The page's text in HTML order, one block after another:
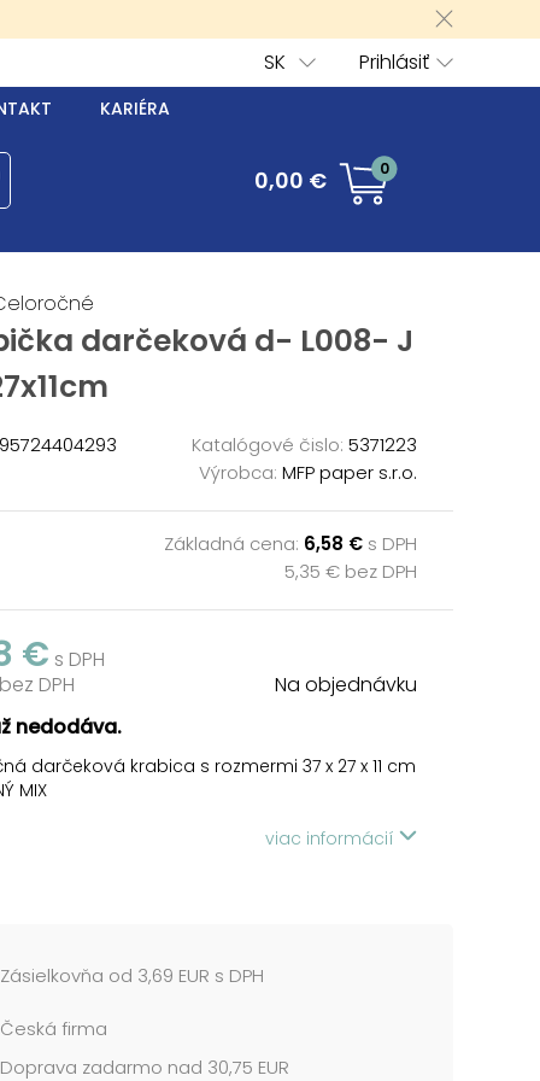
Prihlásiť
SK
KARIÉRA
0,00 € 0
darčeková d- L008- J
Katalógové čislo: 5371223
Výrobca: MFP paper s.r.o.
Základná cena: 6,58 € s DPH
5,35 € bez DPH
€ s DPH
DPH
Na objednávku
nedodáva.
darčeková krabica s rozmermi 37 x 27 x 11 cm
MIX
krabica v pastelových tónoch s vekom
jednej krabičky do košíka sa automaticky
sada, ktorá zahŕňa krabičky s rôznymi
designmi v odlišných veľkostiach a
Táto variabilita zaručuje, že budete mať
vhodné na rôzne príležitosti a typy darčekov.
viac informácií
Zásielkovňa od 3,69 EUR s DPH
Česká firma
Doprava zadarmo nad 30,75 EUR